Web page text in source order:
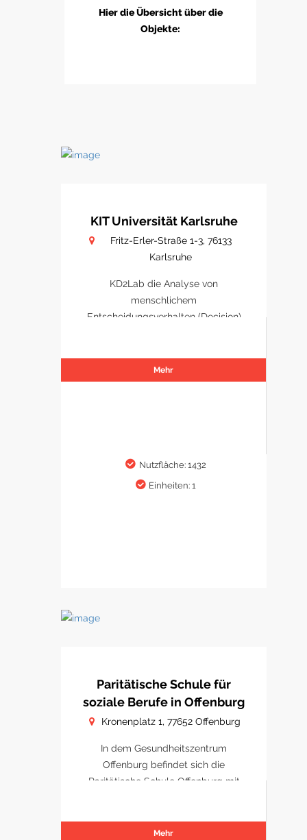
Hier die Übersicht über die
Objekte:
KIT Universität Karlsruhe
Fritz-Erler-Straße 1-3, 76133
Karlsruhe
KD2Lab die Analyse von
menschlichem
Entscheidungsverhalten (Decision)
Mehr
Nutzfläche: 1432
Einheiten: 1
Paritätische Schule für
soziale Berufe in Offenburg
Kronenplatz 1, 77652 Offenburg
In dem Gesundheitszentrum
Offenburg befindet sich die
Paritätische Schule Offenburg mit
Mehr